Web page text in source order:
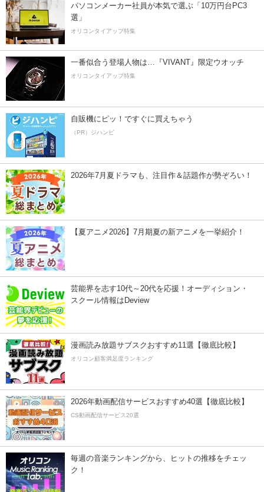
パソコンメーカー社員が本気で選ぶ「10万円台PC3
選」
オリコンタイアップ特集
一番似合う登場人物は…『VIVANT』限定ウオッチ
オリコンタイアップ特集
自販機にピッ！ですぐに買えちゃう
（PR）ジハンピ
2026年7月夏ドラマも、注目作＆話題作が勢ぞろい！
【夏アニメ2026】7月期夏の新アニメを一挙紹介！
芸能界を志す10代～20代を応援！オーディション・
スクール情報はDeview
漫画読み放題サブスクおすすめ11選【徹底比較】
オリコン顧客満足度ランキング
2026年動画配信サービスおすすめ40選【徹底比較】
CS動画配信サービス20選
毎週の音楽ランキングから、ヒットの推移をチェッ
ク！